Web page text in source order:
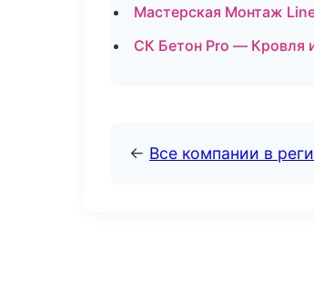
Мастерская Монтаж
СК Бетон Pro — Кровля
← Все компании в